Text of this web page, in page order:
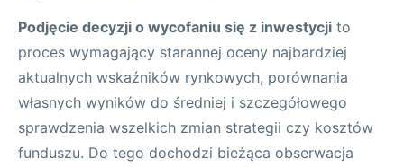
Podjęcie decyzji o wycofaniu się z inwestycji to
proces wymagający starannej oceny najbardziej
aktualnych wskaźników rynkowych, porównania
własnych wyników do średniej i szczegółowego
sprawdzenia wszelkich zmian strategii czy kosztów
funduszu. Do tego dochodzi bieżąca obserwacja